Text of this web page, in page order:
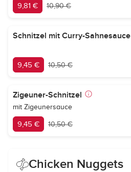
9,81 € 10,90 €
Schnitzel mit Curry-Sahnesauce
9,45 € 10,50 €
Zigeuner-Schnitzel
mit Zigeunersauce
9,45 € 10,50 €
Chicken Nuggets